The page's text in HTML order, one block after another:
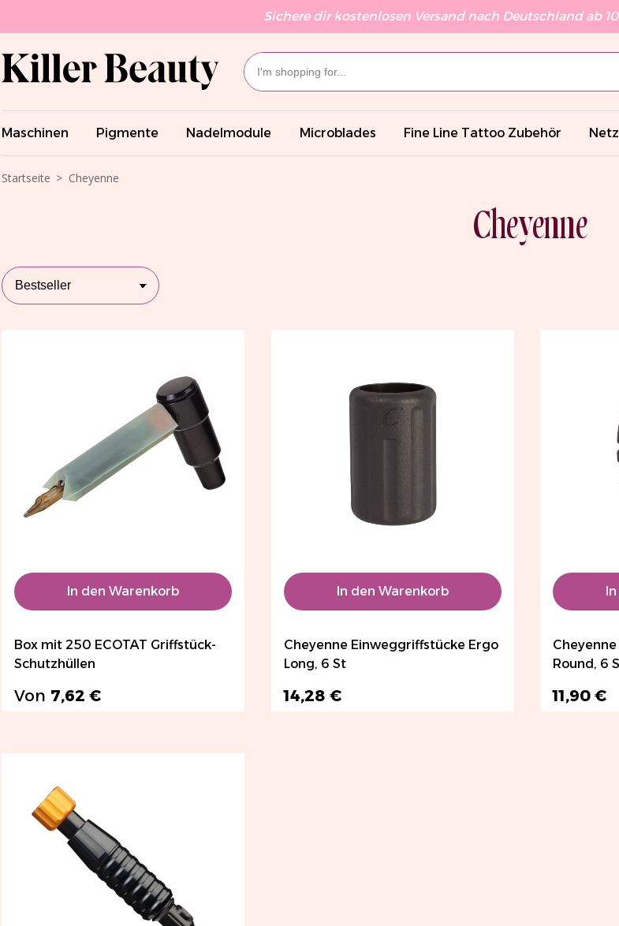
Sichere dir kostenlosen Versand nach Deutschland ab
Maschinen Pigmente Nadelmodule Microblades Fine Line Tattoo Zubehör
Startseite Cheyenne
Cheyenne
In den Warenkorb
Box mit 250 ECOTAT Griffstück-
Schutzhüllen
Von 7,62 €
In den Warenkorb
Cheyenne Einweggriffstücke Ergo
Long, 6 St
14,28 €
Round, 6
11,90 €